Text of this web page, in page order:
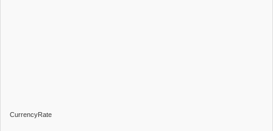
CurrencyRate